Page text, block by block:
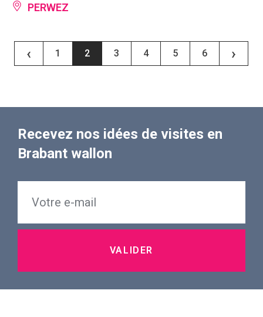
PERWEZ
‹ 1 2 3 4 5 6 ›
Recevez nos idées de visites en
Brabant wallon
VALIDER